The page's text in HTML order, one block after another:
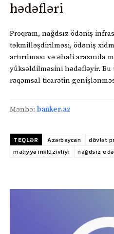
hədəfləri
Proqram, nağdsız ödəniş
təkmilləşdirilməsi, ödəniş
artırılması və əhali arasında
yüksəldilməsini hədəfləyir. Bu
rəqəmsal ticarətin
Mənbə: banker.az
TEQLƏR Azərbaycan dövlət
maliyyə inklüzivliyi
nağdsız